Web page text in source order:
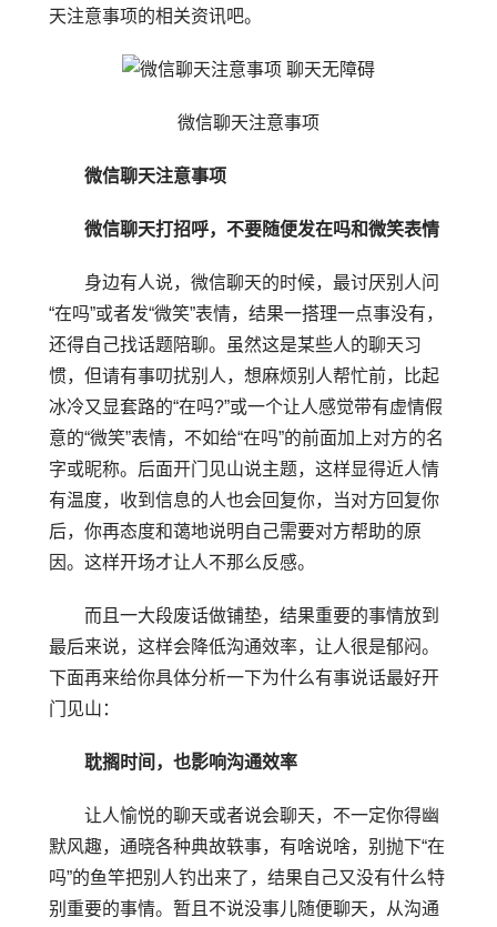
天注意事项的相关资讯吧。
微信聊天注意事项
微信聊天注意事项
微信聊天打招呼，不要随便发在吗和微笑表情
身边有人说，微信聊天的时候，最讨厌别人问
“在吗”或者发“微笑”表情，结果一搭理一点事没有，
还得自己找话题陪聊。虽然这是某些人的聊天习
惯，但请有事叨扰别人，想麻烦别人帮忙前，比起
冰冷又显套路的“在吗?”或一个让人感觉带有虚情假
意的“微笑”表情，不如给“在吗”的前面加上对方的名
字或昵称。后面开门见山说主题，这样显得近人情
有温度，收到信息的人也会回复你，当对方回复你
后，你再态度和蔼地说明自己需要对方帮助的原
因。这样开场才让人不那么反感。
而且一大段废话做铺垫，结果重要的事情放到
最后来说，这样会降低沟通效率，让人很是郁闷。
下面再来给你具体分析一下为什么有事说话最好开
门见山：
耽搁时间，也影响沟通效率
让人愉悦的聊天或者说会聊天，不一定你得幽
默风趣，通晓各种典故轶事，有啥说啥，别抛下“在
吗”的鱼竿把别人钓出来了，结果自己又没有什么特
别重要的事情。暂且不说没事儿随便聊天，从沟通